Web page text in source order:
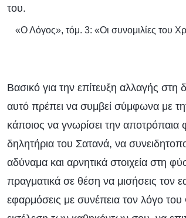
του.
«Ο Λόγος», τόμ. 3: «Οι συνομιλίες του
Βασικό για την επίτευξη αλλαγής στη
αυτό πρέπει να συμβεί σύμφωνα με
κάποιος να γνωρίσει την
δηλητήρια του Σατανά, να
αδύναμα και αρνητικά στοιχεία στη
πραγματικά σε θέση να μισήσεις τον
εφαρμόσεις με συνέπεια τον λόγο